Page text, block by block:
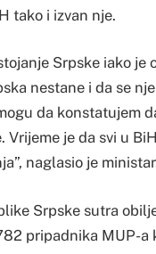
tako i izvan nje.
Srpske iako
nestane i da se
da konstatujem
je da svi u
naglasio je
Srpske sutra
pripadnika MUP-